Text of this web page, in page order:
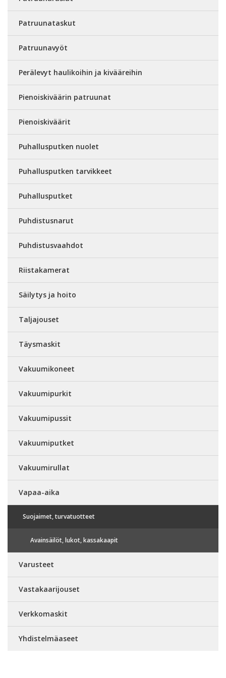
Patruunataskut
Patruunavyöt
Perälevyt haulikoihin ja kivääreihin
Pienoiskiväärin patruunat
Pienoiskiväärit
Puhallusputken nuolet
Puhallusputken tarvikkeet
Puhallusputket
Puhdistusnarut
Puhdistusvaahdot
Riistakamerat
Säilytys ja hoito
Taljajouset
Täysmaskit
Vakuumikoneet
Vakuumipurkit
Vakuumipussit
Vakuumiputket
Vakuumirullat
Vapaa-aika
Suojaimet, turvatuotteet
Avainsäilöt, lukot, kassakaapit
Varusteet
Vastakaarijouset
Verkkomaskit
Yhdistelmäaseet